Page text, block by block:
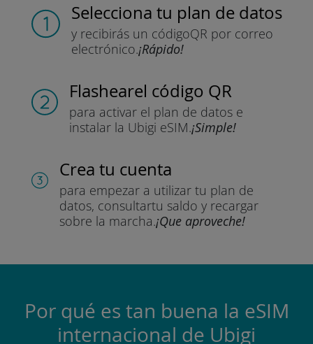
Selecciona tu plan de datos
y recibirás un códigoQR por correo
electrónico.¡Rápido!
Flashearel código QR
para activar el plan de datos e
instalar la Ubigi eSIM.¡Simple!
Crea tu cuenta
para empezar a utilizar tu plan de
datos, consultartu saldo y recargar
sobre la marcha.¡Que aproveche!
Por qué es tan buena la eSIM
internacional de Ubigi